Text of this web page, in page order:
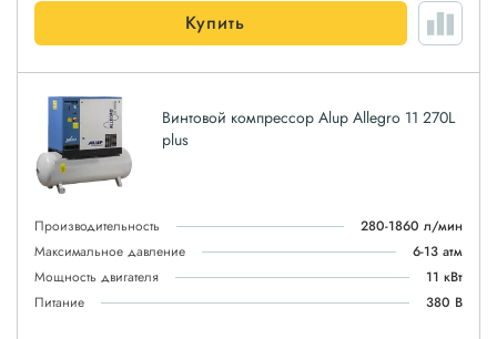
Купить
Винтовой компрессор Alup Allegro 11 270L
plus
Производительность
280-1860 л/мин
Максимальное давление
6-13 атм
Мощность двигателя
11 кВт
Питание
380 В